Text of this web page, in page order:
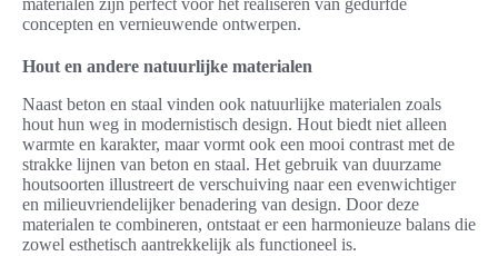
materialen zijn perfect voor het realiseren van gedurfde
concepten en vernieuwende ontwerpen.
Hout en andere natuurlijke materialen
Naast beton en staal vinden ook natuurlijke materialen zoals
hout hun weg in modernistisch design. Hout biedt niet alleen
warmte en karakter, maar vormt ook een mooi contrast met de
strakke lijnen van beton en staal. Het gebruik van duurzame
houtsoorten illustreert de verschuiving naar een evenwichtiger
en milieuvriendelijker benadering van design. Door deze
materialen te combineren, ontstaat er een harmonieuze balans die
zowel esthetisch aantrekkelijk als functioneel is.